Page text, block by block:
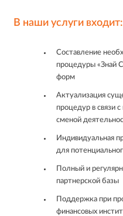
В наши услуги входит:
Составление
процедуры «Знай
форм
Актуализация
процедур в связи
сменой
Индивидуальная
для
Полный и
партнерской базы
Поддержка при
финансовых